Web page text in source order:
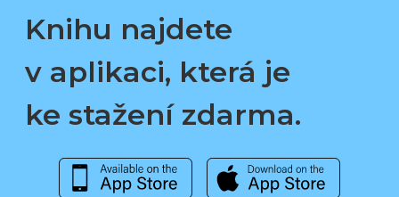
Knihu najdete
v aplikaci, která je
ke stažení zdarma.